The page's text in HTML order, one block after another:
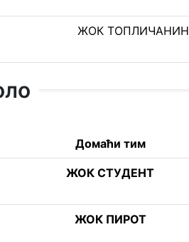
ЖОК ТОПЛИЧАНИН
Домаћи тим
ЖОК СТУДЕНТ
ЖОК ПИРОТ